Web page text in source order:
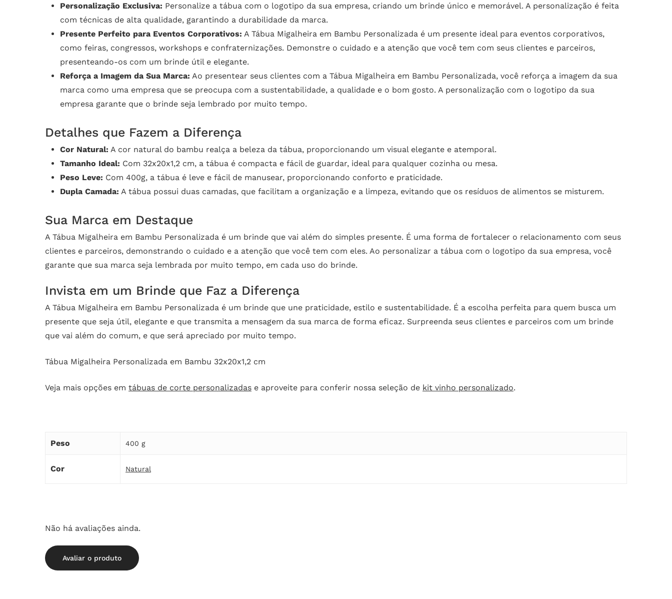
Personalização Exclusiva: Personalize a tábua com o logotipo da sua empresa, criando um brinde único e memorável. A personalização é feita
com técnicas de alta qualidade, garantindo a durabilidade da marca.
Presente Perfeito para Eventos Corporativos: A Tábua Migalheira em Bambu Personalizada é um presente ideal para eventos corporativos,
como feiras, congressos, workshops e confraternizações. Demonstre o cuidado e a atenção que você tem com seus clientes e parceiros,
presenteando-os com um brinde útil e elegante.
Reforça a Imagem da Sua Marca: Ao presentear seus clientes com a Tábua Migalheira em Bambu Personalizada, você reforça a imagem da sua
marca como uma empresa que se preocupa com a sustentabilidade, a qualidade e o bom gosto. A personalização com o logotipo da sua
empresa garante que o brinde seja lembrado por muito tempo.
Detalhes que Fazem a Diferença
Cor Natural: A cor natural do bambu realça a beleza da tábua, proporcionando um visual elegante e atemporal.
Tamanho Ideal: Com 32x20x1,2 cm, a tábua é compacta e fácil de guardar, ideal para qualquer cozinha ou mesa.
Peso Leve: Com 400g, a tábua é leve e fácil de manusear, proporcionando conforto e praticidade.
Dupla Camada: A tábua possui duas camadas, que facilitam a organização e a limpeza, evitando que os resíduos de alimentos se misturem.
Sua Marca em Destaque
A Tábua Migalheira em Bambu Personalizada é um brinde que vai além do simples presente. É uma forma de fortalecer o relacionamento com seus
clientes e parceiros, demonstrando o cuidado e a atenção que você tem com eles. Ao personalizar a tábua com o logotipo da sua empresa, você
garante que sua marca seja lembrada por muito tempo, em cada uso do brinde.
Invista em um Brinde que Faz a Diferença
A Tábua Migalheira em Bambu Personalizada é um brinde que une praticidade, estilo e sustentabilidade. É a escolha perfeita para quem busca um
presente que seja útil, elegante e que transmita a mensagem da sua marca de forma eficaz. Surpreenda seus clientes e parceiros com um brinde
que vai além do comum, e que será apreciado por muito tempo.
Tábua Migalheira Personalizada em Bambu 32x20x1,2 cm
Veja mais opções em tábuas de corte personalizadas e aproveite para conferir nossa seleção de kit vinho personalizado.
Peso 400 g
Cor Natural
Não há avaliações ainda.
Avaliar o produto